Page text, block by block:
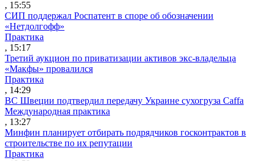
, 15:55
СИП поддержал Роспатент в споре об обозначении
«Нетдолгофф»
Практика
, 15:17
Третий аукцион по приватизации активов экс-владельца
«Макфы» провалился
Практика
, 14:29
ВС Швеции подтвердил передачу Украине сухогруза Caffa
Международная практика
, 13:27
Минфин планирует отбирать подрядчиков госконтрактов в
строительстве по их репутации
Практика